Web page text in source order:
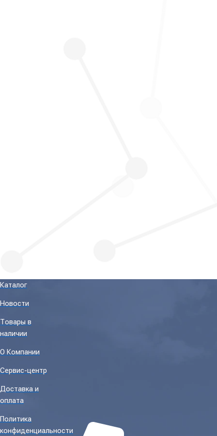
Каталог
Новости
Товары в
наличии
О Компании
Сервис-центр
Доставка и
оплата
Политика
конфиденциальности